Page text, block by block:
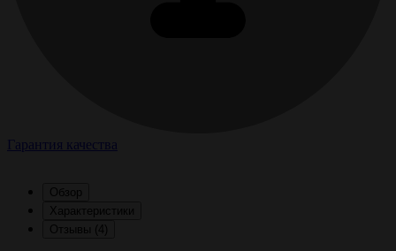
Гарантия качества
Обзор
Характеристики
Отзывы (4)